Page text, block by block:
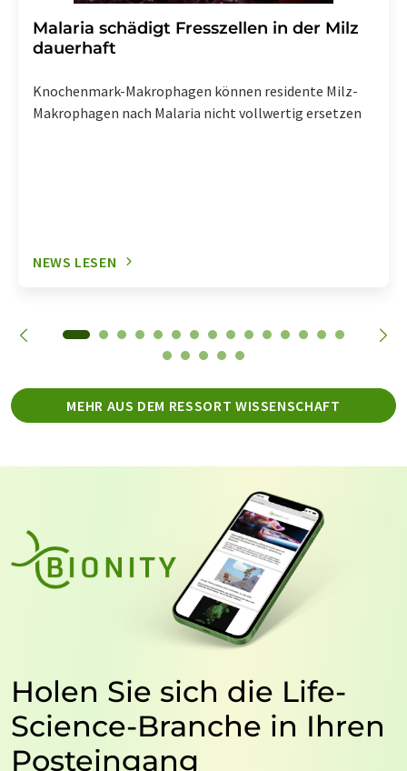
Malaria schädigt Fresszellen in der Milz
dauerhaft
Knochenmark-Makrophagen können residente Milz-
Makrophagen nach Malaria nicht vollwertig ersetzen
NEWS LESEN
MEHR AUS DEM RESSORT WISSENSCHAFT
Holen Sie sich die Life-
Science-Branche in Ihren
Posteingang